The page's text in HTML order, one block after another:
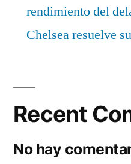
rendimiento del
Chelsea resuelve
Recent
No hay